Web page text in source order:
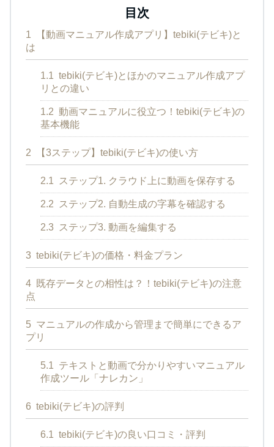
目次
1
【動画マニュアル作成アプリ】tebiki(テビキ)と
は
1.1 tebiki(テビキ)とほかのマニュアル作成アプ
リとの違い
1.2 動画マニュアルに役立つ！tebiki(テビキ)の
基本機能
2 【3ステップ】tebiki(テビキ)の使い方
2.1 ステップ1. クラウド上に動画を保存する
2.2 ステップ2. 自動生成の字幕を確認する
2.3 ステップ3. 動画を編集する
3 tebiki(テビキ)の価格・料金プラン
4 既存データとの相性は？！tebiki(テビキ)の注意
点
5 マニュアルの作成から管理まで簡単にできるア
プリ
5.1 テキストと動画で分かりやすいマニュアル
作成ツール「ナレカン」
6 tebiki(テビキ)の評判
6.1 tebiki(テビキ)の良い口コミ・評判